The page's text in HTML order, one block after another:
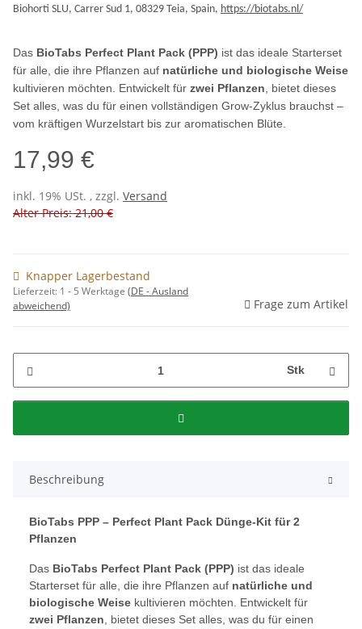
Biohorti SLU, Carrer Sud 1, 08329 Teia, Spain, https://biotabs.nl/
Das BioTabs Perfect Plant Pack (PPP) ist das ideale Starterset
für alle, die ihre Pflanzen auf natürliche und biologische Weise
kultivieren möchten. Entwickelt für zwei Pflanzen, bietet dieses
Set alles, was du für einen vollständigen Grow-Zyklus brauchst –
vom kräftigen Wurzelstart bis zur aromatischen Blüte.
17,99 €
inkl. 19% USt. , zzgl. Versand
Alter Preis: 21,00 €
Knapper Lagerbestand
Lieferzeit: 1 - 5 Werktage (DE - Ausland
abweichend)
Frage zum Artikel
Stk
Beschreibung
BioTabs PPP – Perfect Plant Pack Dünge-Kit für 2
Pflanzen
Das BioTabs Perfect Plant Pack (PPP) ist das ideale
Starterset für alle, die ihre Pflanzen auf natürliche und
biologische Weise kultivieren möchten. Entwickelt für
zwei Pflanzen, bietet dieses Set alles, was du für einen